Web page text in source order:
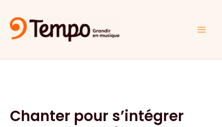
contenu
Chanter pour s’intégrer
des
articles